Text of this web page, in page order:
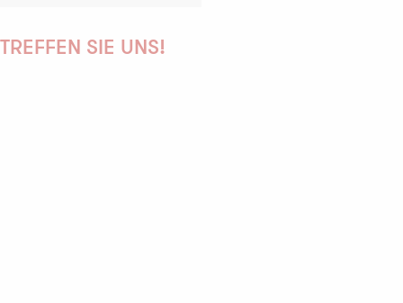
TREFFEN SIE UNS!